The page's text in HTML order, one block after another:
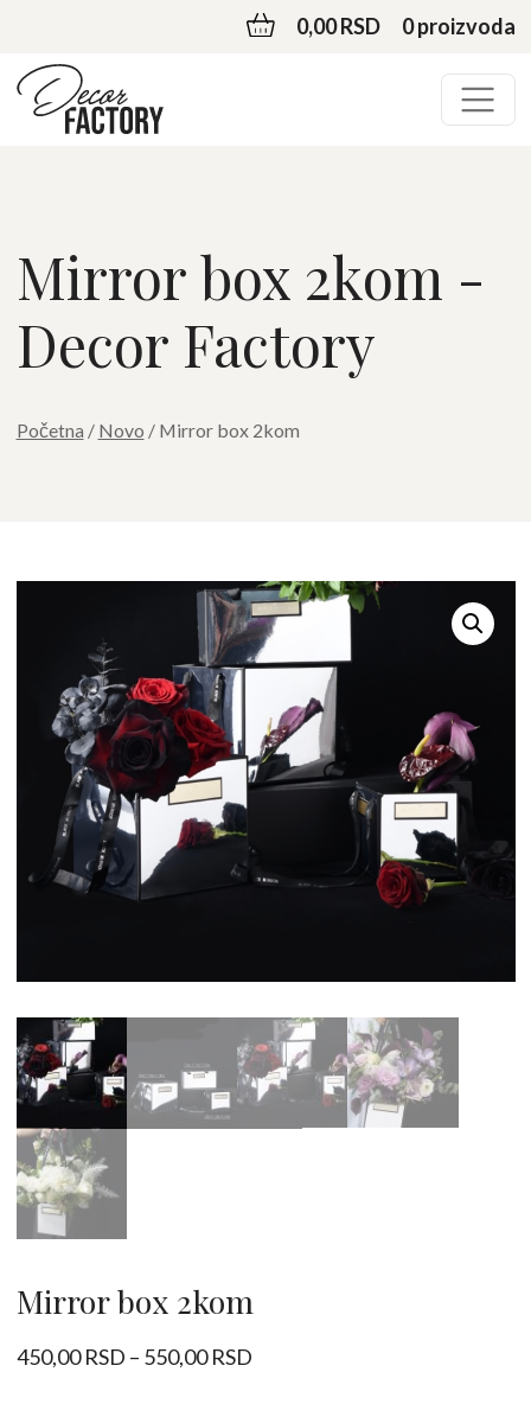
0,00 RSD 0 proizvoda
Mirror box 2kom -
Decor Factory
Početna / Novo / Mirror box 2kom
Mirror box 2kom
450,00RSD – 550,00RSDRaspon